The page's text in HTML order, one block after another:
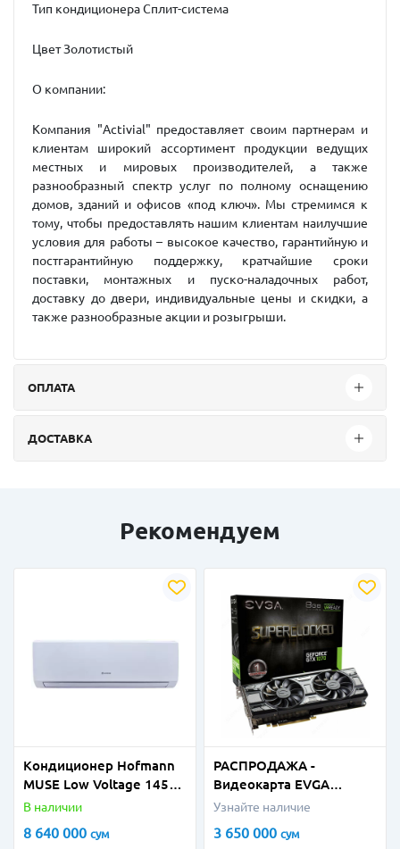
Тип кондиционера Сплит-система
Цвет Золотистый
О компании:
Компания "Activial" предоставляет своим партнерам и
клиентам широкий ассортимент продукции ведущих
местных и мировых производителей, а также
разнообразный спектр услуг по полному оснащению
домов, зданий и офисов «под ключ». Мы стремимся к
тому, чтобы предоставлять нашим клиентам наилучшие
условия для работы – высокое качество, гарантийную и
постгарантийную поддержку, кратчайшие сроки
поставки, монтажных и пуско-наладочных работ,
доставку до двери, индивидуальные цены и скидки, а
также разнообразные акции и розыгрыши.
ОПЛАТА
ДОСТАВКА
Рекомендуем
Кондиционер Hofmann
MUSE Low Voltage 145V-
265V - 18
В наличии
8 640 000 сум
РАСПРОДАЖА -
Видеокарта EVGA
Geforce GTX1070
Gaming Black! Edition
Узнайте наличие
3 650 000 сум